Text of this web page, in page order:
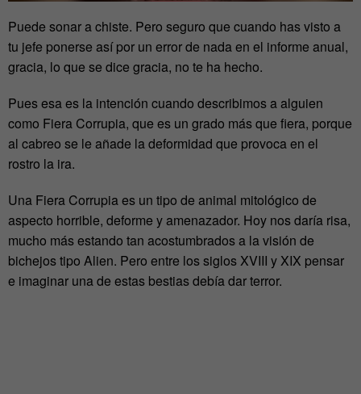
Puede sonar a chiste. Pero seguro que cuando has visto a
tu jefe ponerse así por un error de nada en el informe anual,
gracia, lo que se dice gracia, no te ha hecho.
Pues esa es la intención cuando describimos a alguien
como Fiera Corrupia, que es un grado más que fiera, porque
al cabreo se le añade la deformidad que provoca en el
rostro la ira.
Una Fiera Corrupia es un tipo de animal mitológico de
aspecto horrible, deforme y amenazador. Hoy nos daría risa,
mucho más estando tan acostumbrados a la visión de
bichejos tipo Alien. Pero entre los siglos XVIII y XIX pensar
e imaginar una de estas bestias debía dar terror.